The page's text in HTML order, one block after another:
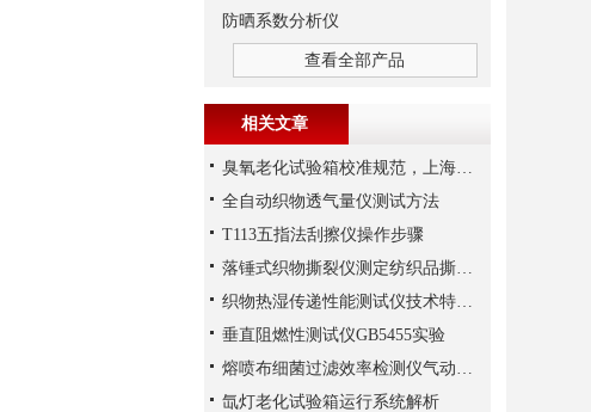
防晒系数分析仪
查看全部产品
相关文章
臭氧老化试验箱校准规范，上海千实解读
全自动织物透气量仪测试方法
T113五指法刮擦仪操作步骤
落锤式织物撕裂仪测定纺织品撕破性能
织物热湿传递性能测试仪技术特点有哪些
垂直阻燃性测试仪GB5455实验
熔喷布细菌过滤效率检测仪气动夹具并配有保护装置，使用安全方便
氙灯老化试验箱运行系统解析